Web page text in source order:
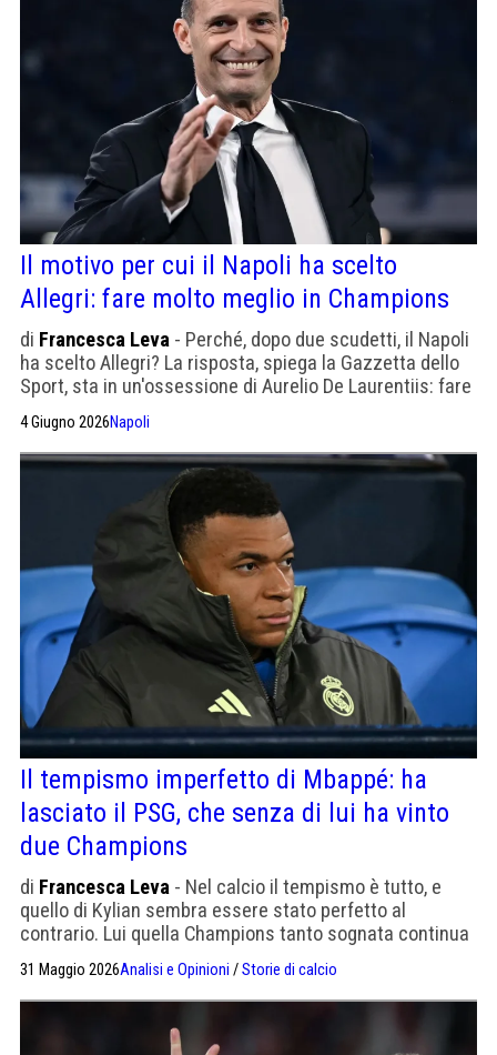
Il motivo per cui il Napoli ha scelto
Allegri: fare molto meglio in Champions
di Francesca Leva - Perché, dopo due scudetti, il Napoli
ha scelto Allegri? La risposta, spiega la Gazzetta dello
Sport, sta in un'ossessione di Aurelio De Laurentiis: fare
4 Giugno 2026Napoli
Il tempismo imperfetto di Mbappé: ha
lasciato il PSG, che senza di lui ha vinto
due Champions
di Francesca Leva - Nel calcio il tempismo è tutto, e
quello di Kylian sembra essere stato perfetto al
contrario. Lui quella Champions tanto sognata continua
imperfetto.
31 Maggio 2026Analisi e Opinioni /Storie di calcio